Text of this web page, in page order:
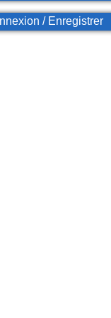
/ Enregistrer